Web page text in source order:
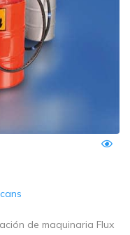
de maquinaria Flux